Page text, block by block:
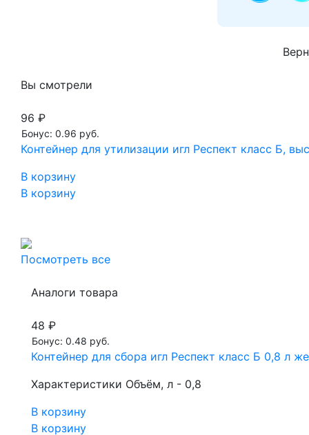
Вы смотрели
96 ₽
Бонус: 0.96 руб.
Контейнер для утилизации игл Респект класс Б,
В корзину
В корзину
Посмотреть все
Аналоги товара
48 ₽
Бонус: 0.48 руб.
Контейнер для сбора игл Респект класс Б 0,8 л
Характеристики Объём, л - 0,8
В корзину
В корзину